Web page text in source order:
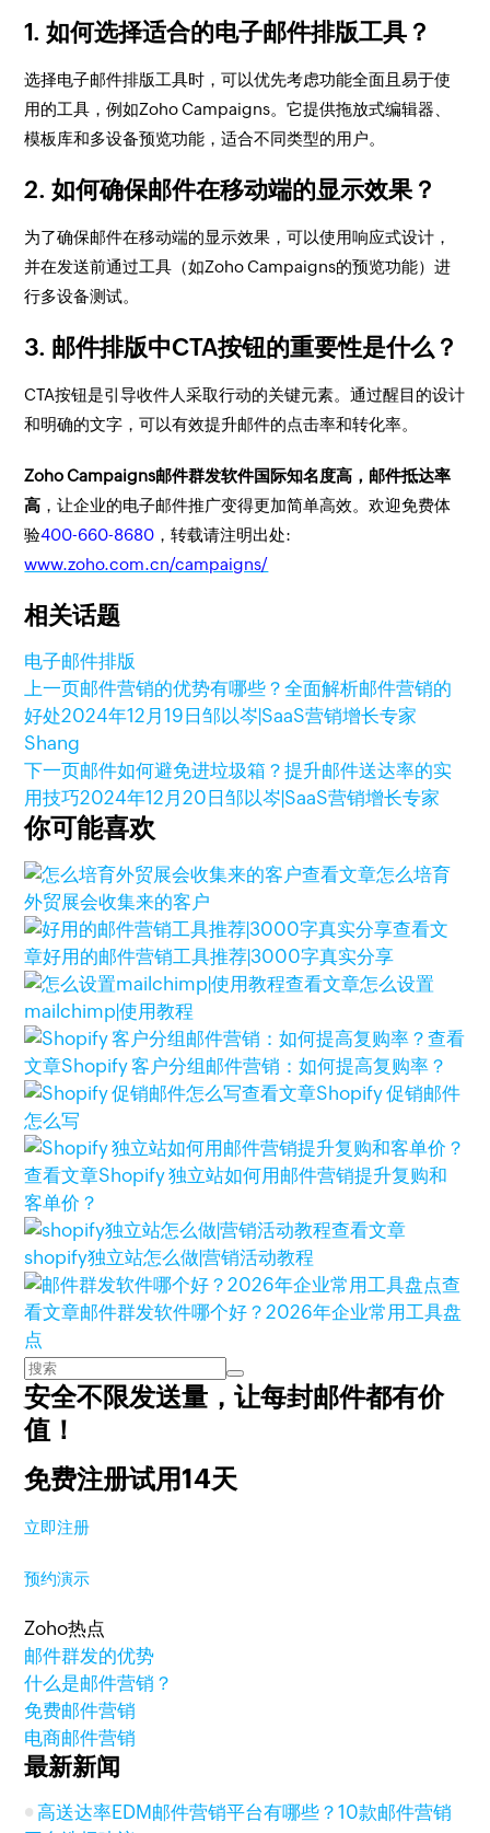
1.如何选择适合的电子邮件排版工具？
选择电子邮件排版工具时，可以优先考虑功能全面且易于使
用的工具，例如Zoho Campaigns。它提供拖放式编辑器、
模板库和多设备预览功能，适合不同类型的用户。
2.如何确保邮件在移动端的显示效果？
为了确保邮件在移动端的显示效果，可以使用响应式设计，
并在发送前通过工具（如Zoho Campaigns的预览功能）进
行多设备测试。
3. 邮件排版中CTA按钮的重要性是什么？
CTA按钮是引导收件人采取行动的关键元素。通过醒目的设计
和明确的文字，可以有效提升邮件的点击率和转化率。
Zoho Campaigns邮件群发软件国际知名度高，邮件抵达率
高 ，让企业的电子邮件推广变得更加简单高效。欢迎免费体
验400-660-8680 ，转载请注明出处:
www.zoho.com.cn/campaigns/
相关话题
电子邮件排版
上一页邮件营销的优势有哪些？全面解析邮件营销的
好处2024年12月19日邹以岑|SaaS营销增长专家
Shang
下一页邮件如何避免进垃圾箱？提升邮件送达率的实
用技巧2024年12月20日邹以岑|SaaS营销增长专家
你可能喜欢
查看文章怎么培育
外贸展会收集来的客户
查看文
章好用的邮件营销工具推荐|3000字真实分享
查看文章怎么设置
mailchimp|使用教程
查看
文章Shopify 客户分组邮件营销：如何提高复购率？
查看文章Shopify 促销邮件
怎么写
查看文章Shopify 独立站如何用邮件营销提升复购和
客单价？
查看文章
shopify独立站怎么做|营销活动教程
查
看文章邮件群发软件哪个好？2026年企业常用工具盘
点
安全不限发送量，让每封邮件都有价
值！
免费注册试用14天
立即注册
预约演示
Zoho热点
邮件群发的优势
什么是邮件营销？
免费邮件营销
电商邮件营销
最新新闻
高送达率EDM邮件营销平台有哪些？10款邮件营销